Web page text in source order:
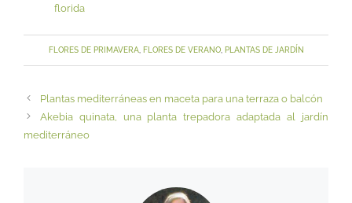
florida
FLORES DE PRIMAVERA, FLORES DE VERANO, PLANTAS DE JARDÍN
Plantas mediterráneas en maceta para una terraza o balcón
Akebia quinata, una planta trepadora adaptada al jardín
mediterráneo